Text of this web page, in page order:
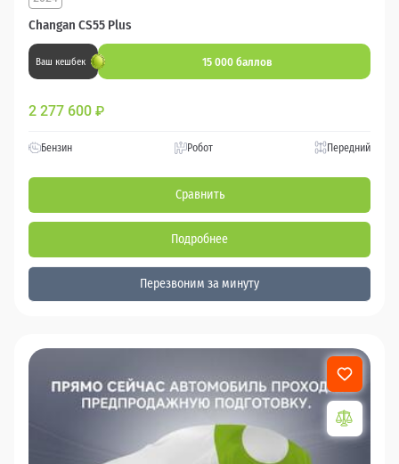
Changan CS55 Plus
Ваш кешбек 15 000 баллов
2 277 600 ₽
Бензин Робот Передний
Сравнить
Подробнее
Перезвоним за минуту